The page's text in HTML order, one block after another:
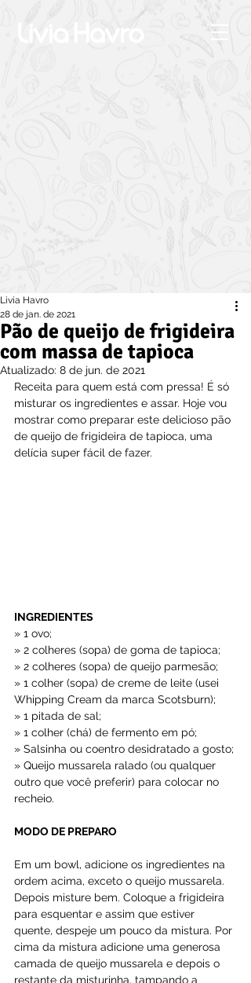
Pão de queijo de frigideira
com massa de tapioca
Livia Havro
28 de jan. de 2021
Atualizado: 8 de jun. de 2021
Receita para quem está com pressa! É só
misturar os ingredientes e assar. Hoje vou
mostrar como preparar este delicioso pão
de queijo de frigideira de tapioca, uma
delícia super fácil de fazer.
INGREDIENTES
» 1 ovo;
» 2 colheres (sopa) de goma de tapioca;
» 2 colheres (sopa) de queijo parmesão;
» 1 colher (sopa) de creme de leite (usei
Whipping Cream da marca Scotsburn);
» 1 pitada de sal;
» 1 colher (chá) de fermento em pó;
» Salsinha ou coentro desidratado a gosto;
» Queijo mussarela ralado (ou qualquer
outro que você preferir) para colocar no
recheio.
MODO DE PREPARO
Em um bowl, adicione os ingredientes na
ordem acima, exceto o queijo mussarela.
Depois misture bem. Coloque a frigideira
para esquentar e assim que estiver
quente, despeje um pouco da mistura. Por
cima da mistura adicione uma generosa
camada de queijo mussarela e depois o
restante da misturinha, tampando a